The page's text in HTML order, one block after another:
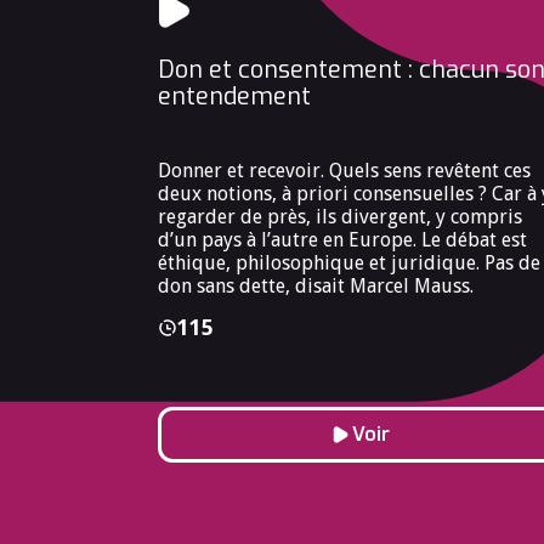
Don et consentement : chacun son
entendement
Donner et recevoir. Quels sens revêtent ces
deux notions, à priori consensuelles ? Car à
regarder de près, ils divergent, y compris
d’un pays à l’autre en Europe. Le débat est
éthique, philosophique et juridique. Pas de
don sans dette, disait Marcel Mauss.
115
Voir